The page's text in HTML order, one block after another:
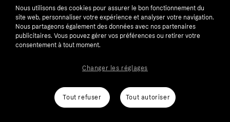
number: 556737-0431
ConditionsCookiesKlarna.com
Nous utilisons des cookies pour assurer le bon fonctionnement du
site web, personnaliser votre expérience et analyser votre navigation.
Nous partageons également des données avec nos partenaires
publicitaires. Vous pouvez gérer vos préférences ou retirer votre
consentement à tout moment.
Tout refuser Tout autoriser
Changer les réglages